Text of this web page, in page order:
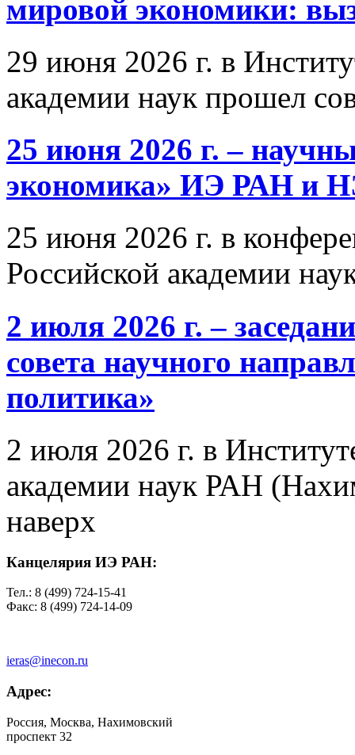
мировой экономики:
29 июня 2026 г. в
академии наук прошел
25 июня 2026 г. –
экономика» ИЭ РАН и
25 июня 2026 г. в
Российской академии
2 июля 2026 г. –
совета научного
политика»
2 июля 2026 г. в
академии наук РАН
наверх
Канцелярия ИЭ РАН:
Тел.: 8 (499) 724-15-41
Факс: 8 (499) 724-14-09
ieras@inecon.ru
Адрес:
Россия, Москва, Нахимовский
проспект 32